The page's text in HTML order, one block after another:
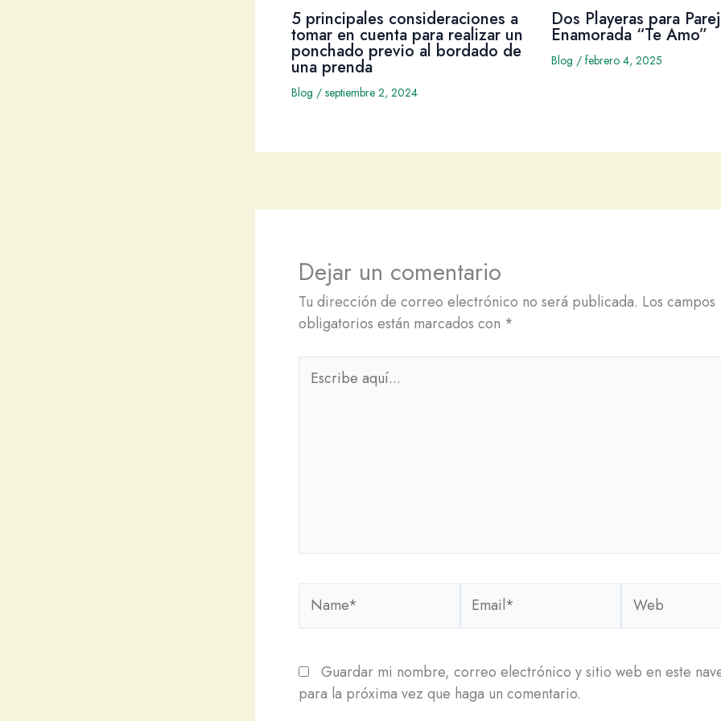
5 principales consideraciones a
tomar en cuenta para realizar un
ponchado previo al bordado de
una prenda
Blog / septiembre 2, 2024
Dos Playeras para
Enamorada “Te Amo”
Blog / febrero 4, 2025
Dejar un comentario
Tu dirección de correo electrónico no será publicada. Los campos
obligatorios están marcados con *
Escribe
aquí...
Guardar mi nombre, correo electrónico y sitio web en este
para la próxima vez que haga un comentario.